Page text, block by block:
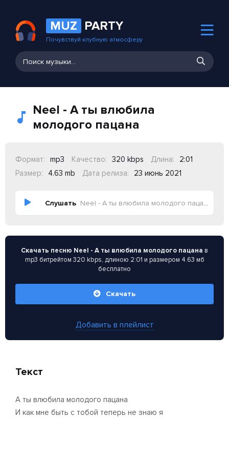
MUZ PARTY
Почувствуй клубную атмосферу
Neel - А ты влюбила
молодого пацана
Формат: mp3 Качество: 320 kbps Длина:
2:01
Размер:
4.63 mb Дата релиза: 23 июнь 2021
Слушать Neel - А ты влюбила молодого пацана
Скачать песню Neel - А ты влюбила молодого пацана в
mp3 битрейтом 320 kbps, длиною 2:01 и размером 4.63 мб
бесплатно
Скачать
Добавить в плейлист
Текст
А ты влюбила молодого пацана
И как мне быть с тобой теперь не знаю я